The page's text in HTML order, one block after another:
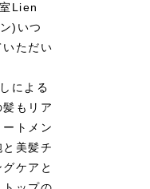
Lien
)いつ
ただい
による
もリア
トメン
美髪チ
ケアと